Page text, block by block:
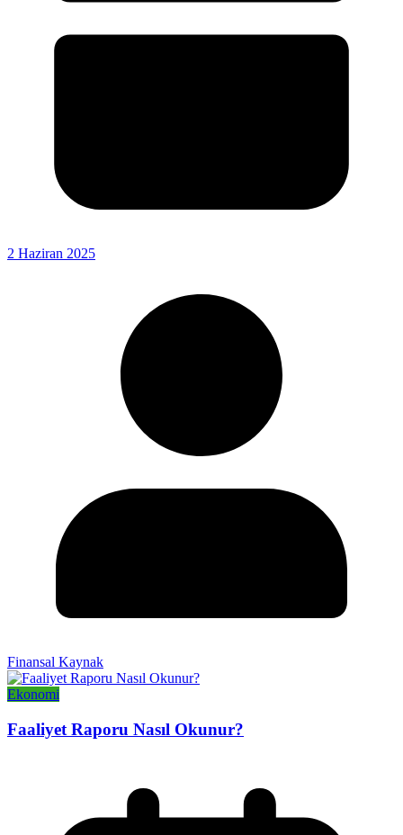
2 Haziran 2025
Finansal Kaynak
Ekonomi
Faaliyet Raporu Nasıl Okunur?